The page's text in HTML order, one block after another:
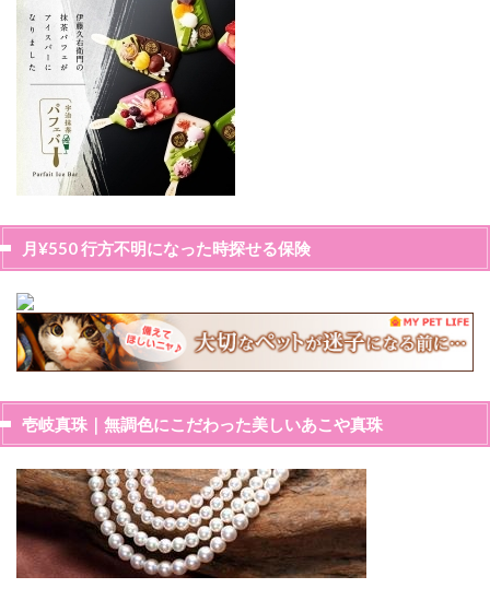
月¥550 行方不明になった時探せる保険
壱岐真珠｜無調色にこだわった美しいあこや真珠